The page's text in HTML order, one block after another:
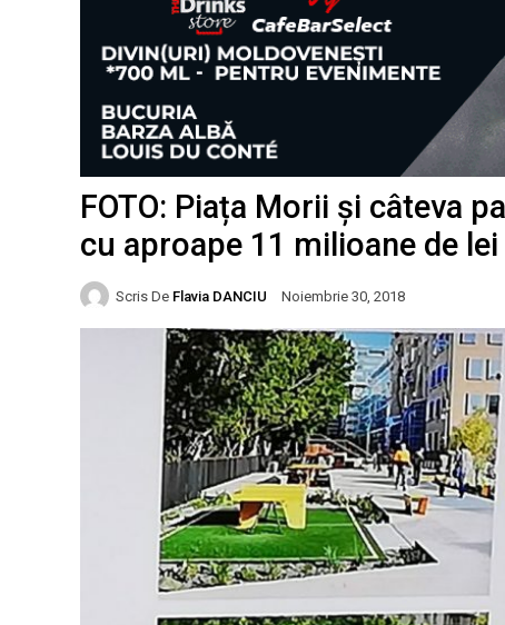
FOTO: Piața Morii și câteva
cu aproape 11 milioane de lei
Scris De Flavia DANCIU Noiembrie 30, 2018